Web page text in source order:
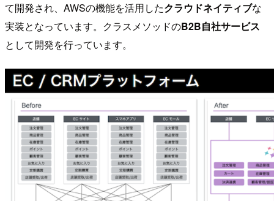
て開発され、AWSの機能を活用したクラウドネイティブな
実装となっています。クラスメソッドのB2B自社サービス
として開発を行っています。